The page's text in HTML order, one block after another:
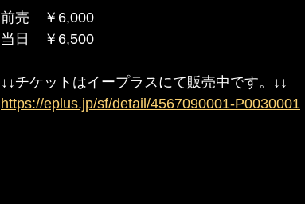
前売 ￥6,000
当日 ￥6,500
​↓↓チケットはイープラスにて販売中です。↓↓
https://eplus.jp/sf/detail/4567090001-P0030001